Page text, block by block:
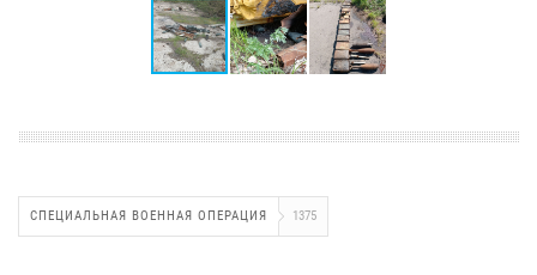
СПЕЦИАЛЬНАЯ ВОЕННАЯ ОПЕРАЦИЯ 1375